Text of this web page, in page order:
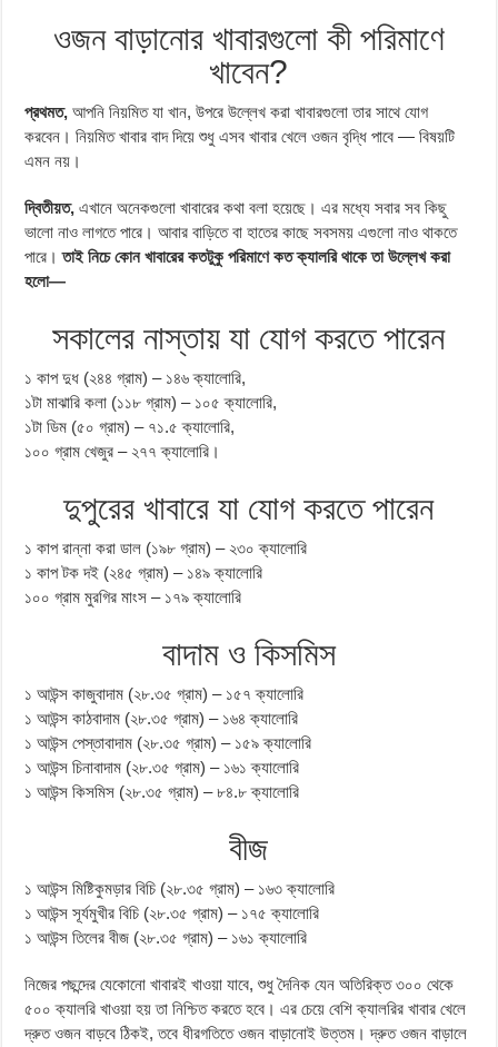
ওজন বাড়ানোর খাবারগুলো কী পরিমাণে
খাবেন?
প্রথমত, আপনি নিয়মিত যা খান, উপরে উল্লেখ করা খাবারগুলো তার সাথে যোগ
করবেন। নিয়মিত খাবার বাদ দিয়ে শুধু এসব খাবার খেলে ওজন বৃদ্ধি পাবে — বিষয়টি
এমন নয়।
দ্বিতীয়ত, এখানে অনেকগুলো খাবারের কথা বলা হয়েছে। এর মধ্যে সবার সব কিছু
ভালো নাও লাগতে পারে। আবার বাড়িতে বা হাতের কাছে সবসময় এগুলো নাও থাকতে
পারে।তাই নিচে কোন খাবারের কতটুকু পরিমাণে কত ক্যালরি থাকে তা উল্লেখ করা
হলো—
সকালের নাস্তায় যা যােগ করতে পারেন
১ কাপ দুধ (২৪৪ গ্রাম) – ১৪৬ ক্যালােরি,
১টা মাঝারি কলা (১১৮ গ্রাম) – ১০৫ ক্যালােরি,
১টা ডিম (৫০ গ্রাম) – ৭১.৫ ক্যালােরি,
১০০ গ্রাম খেজুর – ২৭৭ ক্যালােরি।
দুপুরের খাবারে যা যােগ করতে পারেন
১ কাপ রান্না করা ডাল (১৯৮ গ্রাম) – ২৩০ ক্যালােরি
১ কাপ টক দই (২৪৫ গ্রাম) – ১৪৯ ক্যালােরি
১০০ গ্রাম মুরগির মাংস – ১৭৯ ক্যালােরি
বাদাম ও কিসমিস
১ আউন্স কাজুবাদাম (২৮.৩৫ গ্রাম) – ১৫৭ ক্যালােরি
১ আউন্স কাঠবাদাম (২৮.৩৫ গ্রাম) – ১৬৪ ক্যালােরি
১ আউন্স পেস্তাবাদাম (২৮.৩৫ গ্রাম) – ১৫৯ ক্যালােরি
১ আউন্স চিনাবাদাম (২৮.৩৫ গ্রাম) – ১৬১ ক্যালােরি
১ আউন্স কিসমিস (২৮.৩৫ গ্রাম) – ৮৪.৮ ক্যালােরি
বীজ
১ আউন্স মিষ্টিকুমড়ার বিচি (২৮.৩৫ গ্রাম) – ১৬৩ ক্যালােরি
১ আউন্স সূর্যমুখীর বিচি (২৮.৩৫ গ্রাম) – ১৭৫ ক্যালােরি
১ আউন্স তিলের বীজ (২৮.৩৫ গ্রাম) – ১৬১ ক্যালােরি
নিজের পছন্দের যেকোনো খাবারই খাওয়া যাবে, শুধু দৈনিক যেন অতিরিক্ত ৩০০ থেকে
৫০০ ক্যালরি খাওয়া হয় তা নিশ্চিত করতে হবে। এর চেয়ে বেশি ক্যালরির খাবার খেলে
দ্রুত ওজন বাড়বে ঠিকই, তবে ধীরগতিতে ওজন বাড়ানোই উত্তম। দ্রুত ওজন বাড়ালে